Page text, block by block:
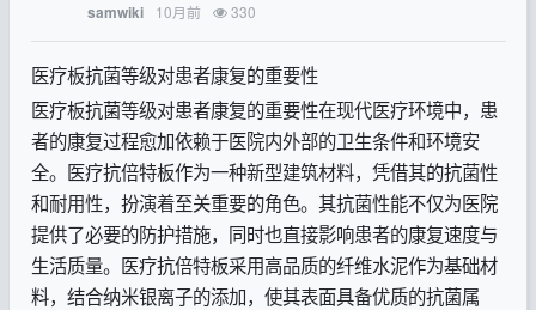
samwiki 10月前 330
医疗板抗菌等级对患者康复的重要性
医疗板抗菌等级对患者康复的重要性在现代医疗环境中，患
者的康复过程愈加依赖于医院内外部的卫生条件和环境安
全。医疗抗倍特板作为一种新型建筑材料，凭借其的抗菌性
和耐用性，扮演着至关重要的角色。其抗菌性能不仅为医院
提供了必要的防护措施，同时也直接影响患者的康复速度与
生活质量。医疗抗倍特板采用高品质的纤维水泥作为基础材
料，结合纳米银离子的添加，使其表面具备优质的抗菌属